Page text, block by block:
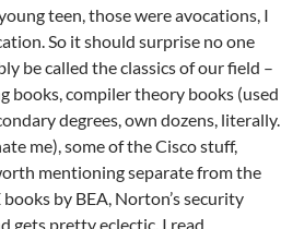
teen, those were avocations, I
So it should surprise no one
be called the classics of our field –
books, compiler theory books (used
degrees, own dozens, literally.
me), some of the Cisco stuff,
mentioning separate from the
by BEA, Norton’s security
gets pretty eclectic. I read